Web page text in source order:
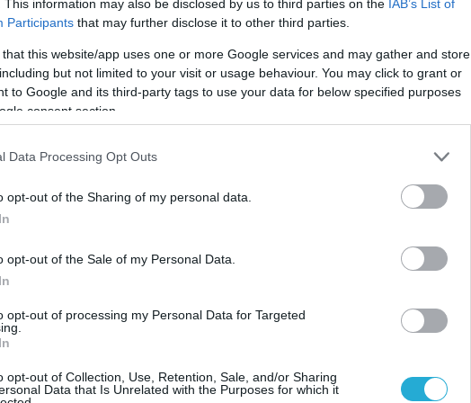
This information may also be disclosed by us to third parties on the IAB’s List of
Participants that may further disclose it to other third parties.
that this website/app uses one or more Google services and may gather and store
but not limited to your visit or usage behaviour. You may click to grant or
to Google and its third-party tags to use your data for below specified purposes
consent section.
Data Processing Opt Outs
opt-out of the Sharing of my personal data.
opt-out of the Sale of my Personal Data.
opt-out of processing my Personal Data for Targeted
opt-out of Collection, Use, Retention, Sale, and/or Sharing
Data that Is Unrelated with the Purposes for which it
από το Κρεμλίνο
ολοκληρωθεί οι προετοιμασίες για την